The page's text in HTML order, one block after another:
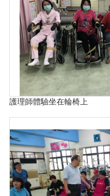
護理師體驗坐在輪椅上